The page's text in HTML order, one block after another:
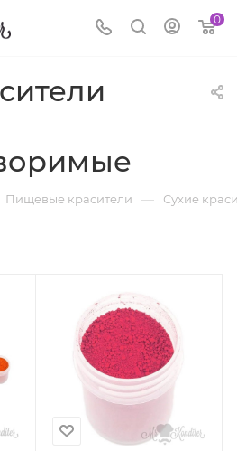
0
Пищевые красители — Сухие